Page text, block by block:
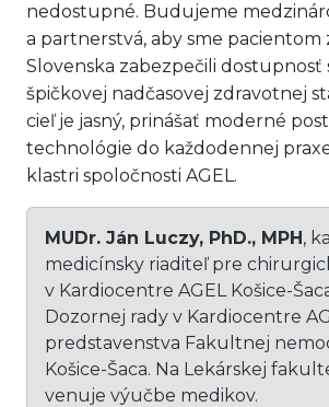
nedostupné. Budujeme
a partnerstvá, aby sme pacientom
Slovenska zabezpečili
špičkovej nadčasovej zdravotnej
cieľ je jasný, prinášať moderné
technológie do každodennej
klastri spoločnosti AGEL.
MUDr. Ján Luczy, PhD., MPH,
medicínsky riaditeľ pre
v Kardiocentre AGEL Košice-
Dozornej rady v Kardiocentre
predstavenstva Fakultnej
Košice-Šaca. Na Lekárskej
venuje výučbe medikov.